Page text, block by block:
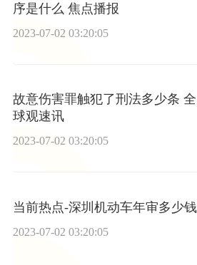
序是什么 焦点播报
2023-07-02 03:20:05
故意伤害罪触犯了刑法多少条 全
球观速讯
2023-07-02 03:20:05
当前热点-深圳机动车年审多少钱
2023-07-02 03:20:05